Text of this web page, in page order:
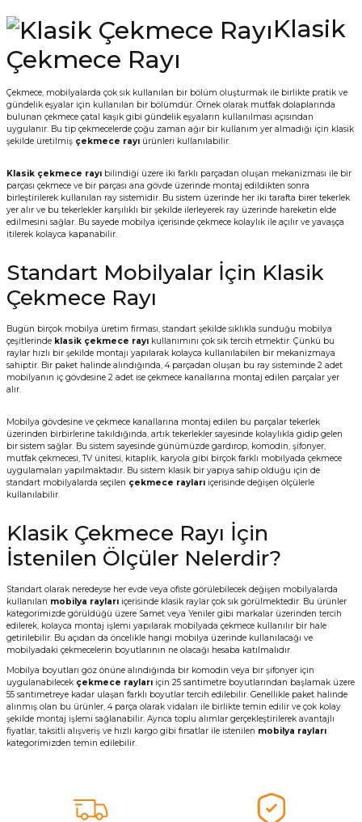
Askı Boruları ve Flanşları
Papuç Çeşitleri
Elektronik Kilitler
Vida, Dübel ve Çivi
Zımba Teli
Zımpara Çeşitleri
Silikon Tabancaları
Sıcak Hava Tabancası
Tuvalet Fırçalığı
Tuvalet Kağıtlılığı
Klasik
Çekmece Rayı
Çekmece, mobilyalarda çok sık kullanılan bir bölüm oluşturmak ile birlikte pratik ve
gündelik eşyalar için kullanılan bir bölümdür. Örnek olarak mutfak dolaplarında
bulunan çekmece çatal kaşık gibi gündelik eşyaların kullanılması açısından
uygulanır. Bu tip çekmecelerde çoğu zaman ağır bir kullanım yer almadığı için klasik
şekilde üretilmiş çekmece rayı ürünleri kullanılabilir.
Klasik çekmece rayı bilindiği üzere iki farklı parçadan oluşan mekanizması ile bir
parçası çekmece ve bir parçası ana gövde üzerinde montaj edildikten sonra
birleştirilerek kullanılan ray sistemidir. Bu sistem üzerinde her iki tarafta birer tekerlek
yer alır ve bu tekerlekler karşılıklı bir şekilde ilerleyerek ray üzerinde hareketin elde
edilmesini sağlar. Bu sayede mobilya içerisinde çekmece kolaylık ile açılır ve yavaşça
itilerek kolayca kapanabilir.
Standart Mobilyalar İçin Klasik
Çekmece Rayı
Bugün birçok mobilya üretim firması, standart şekilde sıklıkla sunduğu mobilya
çeşitlerinde klasik çekmece rayı kullanımını çok sık tercih etmektir. Çünkü bu
raylar hızlı bir şekilde montajı yapılarak kolayca kullanılabilen bir mekanizmaya
sahiptir. Bir paket halinde alındığında, 4 parçadan oluşan bu ray sisteminde 2 adet
mobilyanın iç gövdesine 2 adet ise çekmece kanallarına montaj edilen parçalar yer
alır.
Mobilya gövdesine ve çekmece kanallarına montaj edilen bu parçalar tekerlek
üzerinden birbirlerine takıldığında, artık tekerlekler sayesinde kolaylıkla gidip gelen
bir sistem sağlar. Bu sistem sayesinde günümüzde gardırop, komodin, şifonyer,
mutfak çekmecesi, TV ünitesi, kitaplık, karyola gibi birçok farklı mobilyada çekmece
uygulamaları yapılmaktadır. Bu sistem klasik bir yapıya sahip olduğu için de
standart mobilyalarda seçilen çekmece rayları içerisinde değişen ölçülerle
kullanılabilir.
Klasik Çekmece Rayı İçin
İstenilen Ölçüler Nelerdir?
Standart olarak neredeyse her evde veya ofiste görülebilecek değişen mobilyalarda
kullanılan mobilya rayları içerisinde klasik raylar çok sık görülmektedir. Bu ürünler
kategorimizde görüldüğü üzere Samet veya Yeniler gibi markalar üzerinden tercih
edilerek, kolayca montaj işlemi yapılarak mobilyada çekmece kullanılır bir hale
getirilebilir. Bu açıdan da öncelikle hangi mobilya üzerinde kullanılacağı ve
mobilyadaki çekmecelerin boyutlarının ne olacağı hesaba katılmalıdır.
Mobilya boyutları göz önüne alındığında bir komodin veya bir şifonyer için
uygulanabilecek çekmece rayları için 25 santimetre boyutlarından başlamak üzere
55 santimetreye kadar ulaşan farklı boyutlar tercih edilebilir. Genellikle paket halinde
alınmış olan bu ürünler, 4 parça olarak vidaları ile birlikte temin edilir ve çok kolay
şekilde montaj işlemi sağlanabilir. Ayrıca toplu alımlar gerçekleştirilerek avantajlı
fiyatlar, taksitli alışveriş ve hızlı kargo gibi fırsatlar ile istenilen mobilya rayları
kategorimizden temin edilebilir.